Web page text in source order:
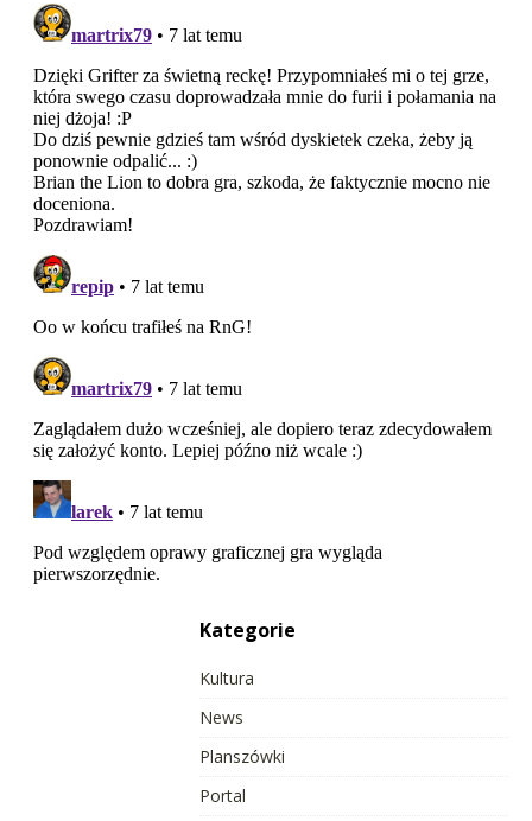
Kategorie
Kultura
News
Planszówki
Portal